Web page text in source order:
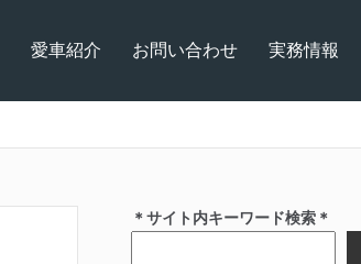
愛車紹介 お問い合わせ 実務情報
＊サイト内キーワード検索＊